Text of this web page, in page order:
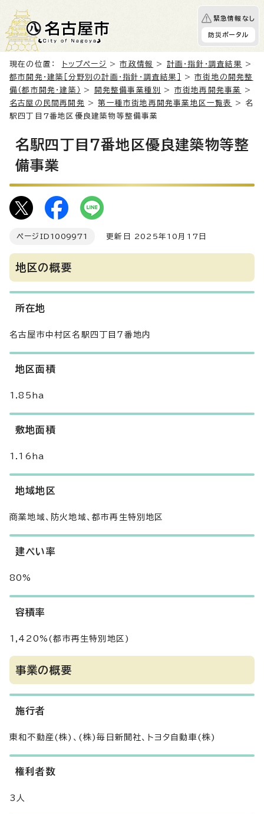
緊急情報なし
防災ポータル
現在の位置： トップページ >市政情報 > 計画・指針・調査結果
>
都市開発・建築［分野別の計画・指針・調査結果］
>市街地の開発整
備（都市開発・建築）
> 開発整備事業種別 > 市街地再開発事業
>
名古屋の民間再開発
>第一種市街地再開発事業地区一覧表
> 名
駅四丁目7番地区優良建築物等整備事業
名駅四丁目7番地区優良建築物等整
備事業
ページID 1009971 更新日 2025年10月17日
地区の概要
所在地
名古屋市中村区名駅四丁目7番地内
地区面積
1.85ha
敷地面積
1.16ha
地域地区
商業地域、防火地域、都市再生特別地区
建ぺい率
80%
容積率
1,420%(都市再生特別地区)
事業の概要
施行者
東和不動産(株)、(株)毎日新聞社、トヨタ自動車(株)
権利者数
3人